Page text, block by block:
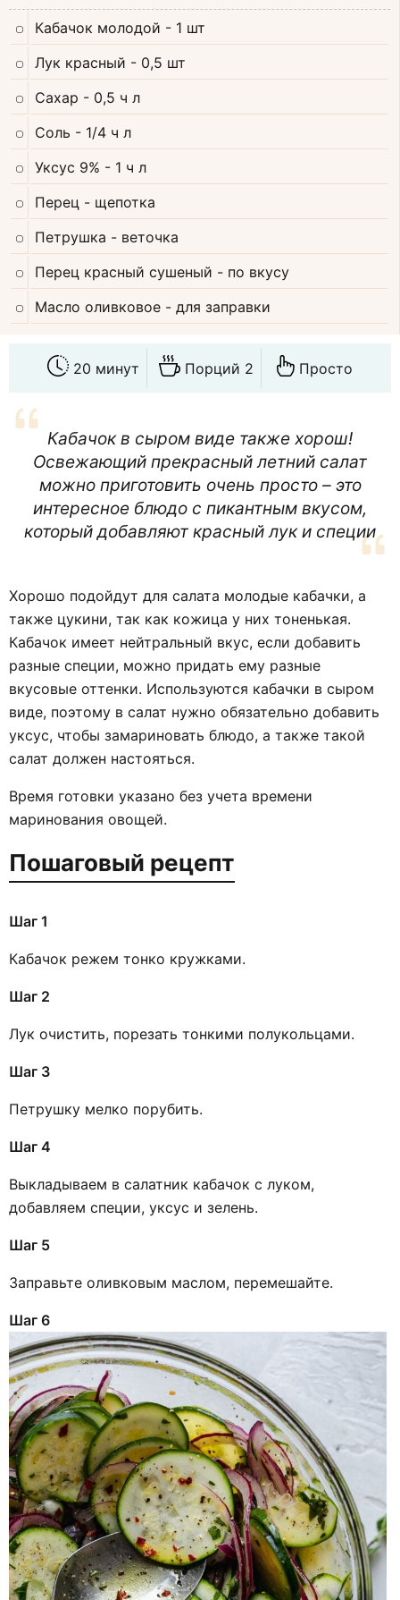
Кабачок молодой - 1 шт
Лук красный - 0,5 шт
Сахар - 0,5 ч л
Соль - 1/4 ч л
Уксус 9% - 1 ч л
Перец - щепотка
Петрушка - веточка
Перец красный сушеный - по вкусу
Масло оливковое - для заправки
20 минут Порций 2 Просто
Кабачок в сыром виде также хорош!
Освежающий прекрасный летний салат
можно приготовить очень просто – это
интересное блюдо с пикантным вкусом,
который добавляют красный лук и специи
Хорошо подойдут для салата молодые кабачки, а
также цукини, так как кожица у них тоненькая.
Кабачок имеет нейтральный вкус, если добавить
разные специи, можно придать ему разные
вкусовые оттенки. Используются кабачки в сыром
виде, поэтому в салат нужно обязательно добавить
уксус, чтобы замариновать блюдо, а также такой
салат должен настояться.
Время готовки указано без учета времени
маринования овощей.
Пошаговый рецепт
Шаг 1
Кабачок режем тонко кружками.
Шаг 2
Лук очистить, порезать тонкими полукольцами.
Шаг 3
Петрушку мелко порубить.
Шаг 4
Выкладываем в салатник кабачок с луком,
добавляем специи, уксус и зелень.
Шаг 5
Заправьте оливковым маслом, перемешайте.
Шаг 6